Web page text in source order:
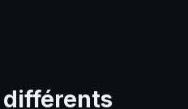
différents